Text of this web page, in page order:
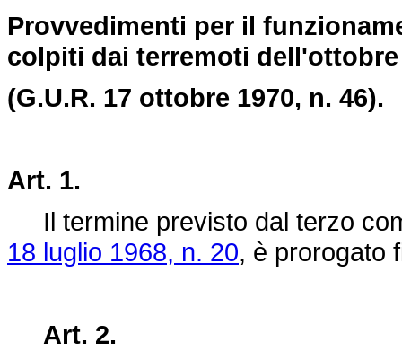
Provvedimenti per il
colpiti dai terremoti dell'ottobre
(G.U.R. 17 ottobre 1970, n. 46).
Art. 1.
Il termine previsto dal terzo
18 luglio 1968, n. 20, è prorogato
Art. 2.